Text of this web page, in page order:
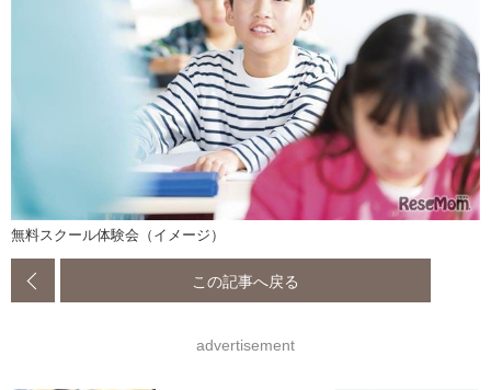
無料スクール体験会（イメージ）
この記事へ戻る
advertisement